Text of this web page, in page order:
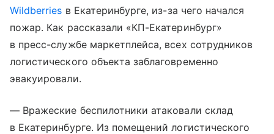
Wildberries в Екатеринбурге, из-за чего начался
пожар. Как рассказали «КП-Екатеринбург»
в пресс-службе маркетплейса, всех сотрудников
логистического объекта заблаговременно
эвакуировали.
— Вражеские беспилотники атаковали склад
в Екатеринбурге. Из помещений логистического